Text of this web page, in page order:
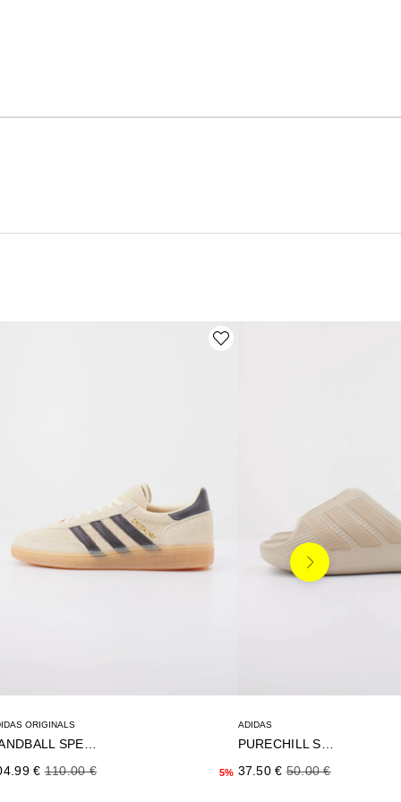
ORIGINALS
de oferta
€Precio normal
110.00 € 5%
ADIDAS
Precio de oferta
37.50 €Precio normal
50.00 €
Siguiente